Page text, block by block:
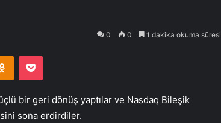
0 0 1 dakika okuma süresi
Odnoklassniki
Pocket
bir geri dönüş yaptılar ve Nasdaq Bileşik
sona erdirdiler.